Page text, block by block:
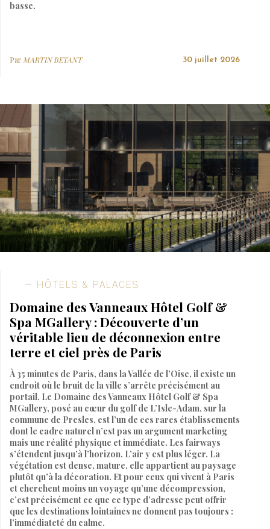
basse.
ParMARTIN BETANT 30 juillet 2026
HÔTELS & PALACES
Domaine des Vanneaux Hôtel Golf &
Spa MGallery : Découverte d’un
véritable lieu de déconnexion entre
terre et ciel près de Paris
À 35 minutes de Paris, dans la Vallée de l’Oise, il existe un
endroit où le bruit de la ville s’arrête précisément au
portail. Le Domaine des Vanneaux Hôtel Golf & Spa
MGallery, posé au cœur du golf de L’Isle-Adam, sur la
commune de Presles, est l’un de ces rares établissements
dont le cadre naturel n’est pas un argument marketing
mais une réalité physique et immédiate. Les fairways
s’étendent jusqu’à l’horizon. L’air y est plus léger. La
végétation est dense, mature, elle appartient au paysage
plutôt qu’à la décoration. Et pour ceux qui vivent à Paris
et cherchent moins un voyage qu’une décompression,
c’est précisément ce que ce type d’adresse peut offrir
que les destinations lointaines ne donnent pas toujours :
l’immédiateté du calme.